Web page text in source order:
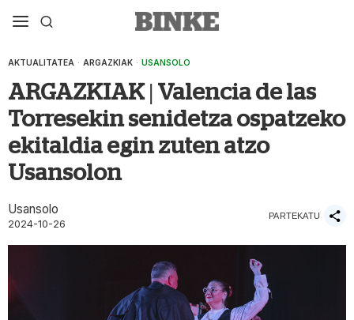
AKTUALITATEA · ARGAZKIAK · USANSOLO
ARGAZKIAK | Valencia de las
Torresekin senidetza ospatzeko
ekitaldia egin zuten atzo
Usansolon
Usansolo
2024-10-26
PARTEKATU